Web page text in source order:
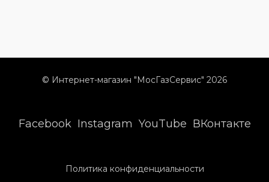
© Интернет-магазин "МосГазСервис" 2026
Facebook Instagram YouTube ВКонтакте
Политика конфиденциальности